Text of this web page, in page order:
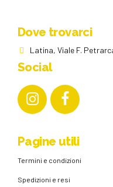
Dove trovarci
Latina, Viale F.
Social
Pagine utili
Termini e condizioni
Spedizioni e resi